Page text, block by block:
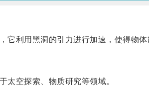
利用黑洞的引力进行加速，使得物体
空探索、物质研究等领域。